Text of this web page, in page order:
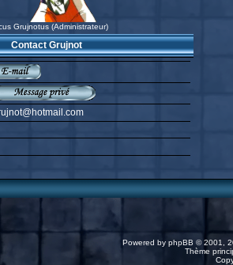
Grujnotus (Administrateur)
Contact Grujnot
Powered by phpBB © 2001,
Thème